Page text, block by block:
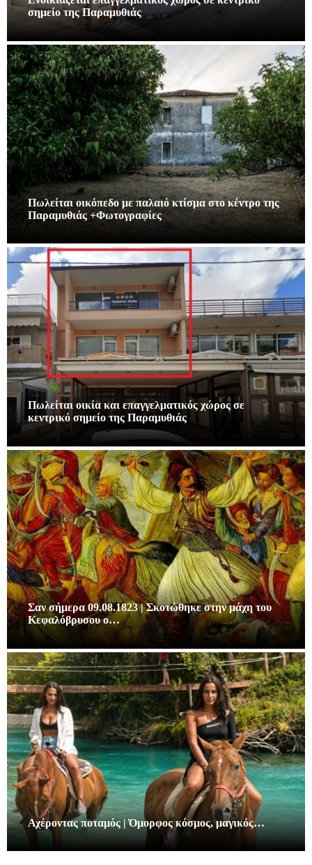
σημείο της Παραμυθιάς
Πωλείται οικόπεδο με παλαιό κτίσμα στο κέντρο της
Παραμυθιάς +Φωτογραφίες
Πωλείται οικία και επαγγελματικός χώρος σε
κεντρικό σημείο της Παραμυθιάς
Σαν σήμερα 09.08.1823 | Σκοτώθηκε στην μάχη του
Κεφαλόβρυσου ο…
Αχέροντας ποταμός | Όμορφος κόσμος, μαγικός…